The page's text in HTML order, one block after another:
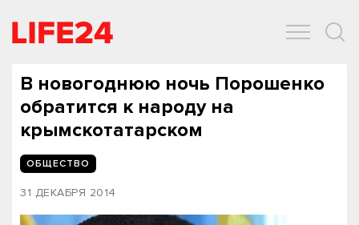
В новогоднюю ночь Порошенко
обратится к народу на
крымскотатарском
ОБЩЕСТВО
31 ДЕКАБРЯ 2014